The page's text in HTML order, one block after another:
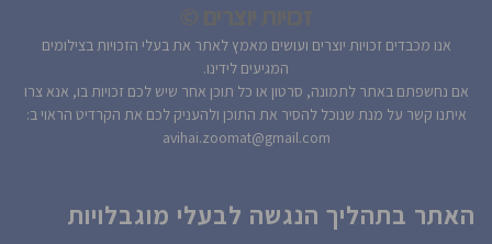
אנו מכבדים זכויות יוצרים ועושים מאמץ לאתר את בעלי הזכויות בצילומים
המגיעים לידינו.
אם נחשפתם באתר לתמונה, סרטון או כל תוכן אחר שיש לכם זכויות בו, אנא צרו
איתנו קשר על מנת שנוכל להסיר את התוכן ולהעניק לכם את הקרדיט הראוי ב:
avihai.zoomat@gmail.com
האתר בתהליך הנגשה לבעלי מוגבלויות